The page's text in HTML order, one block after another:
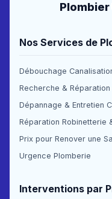
Plombier
Nos Services de
Débouchage
Recherche & Réparation
Dépannage & Entretien
Réparation Robinetterie
Urgence Plomberie
Interventions par